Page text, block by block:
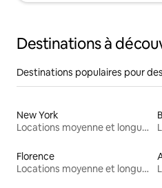
Destinations à
Destinations populaires pour
New York
Locations moyenne et longue durée
Florence
Locations moyenne et longue durée